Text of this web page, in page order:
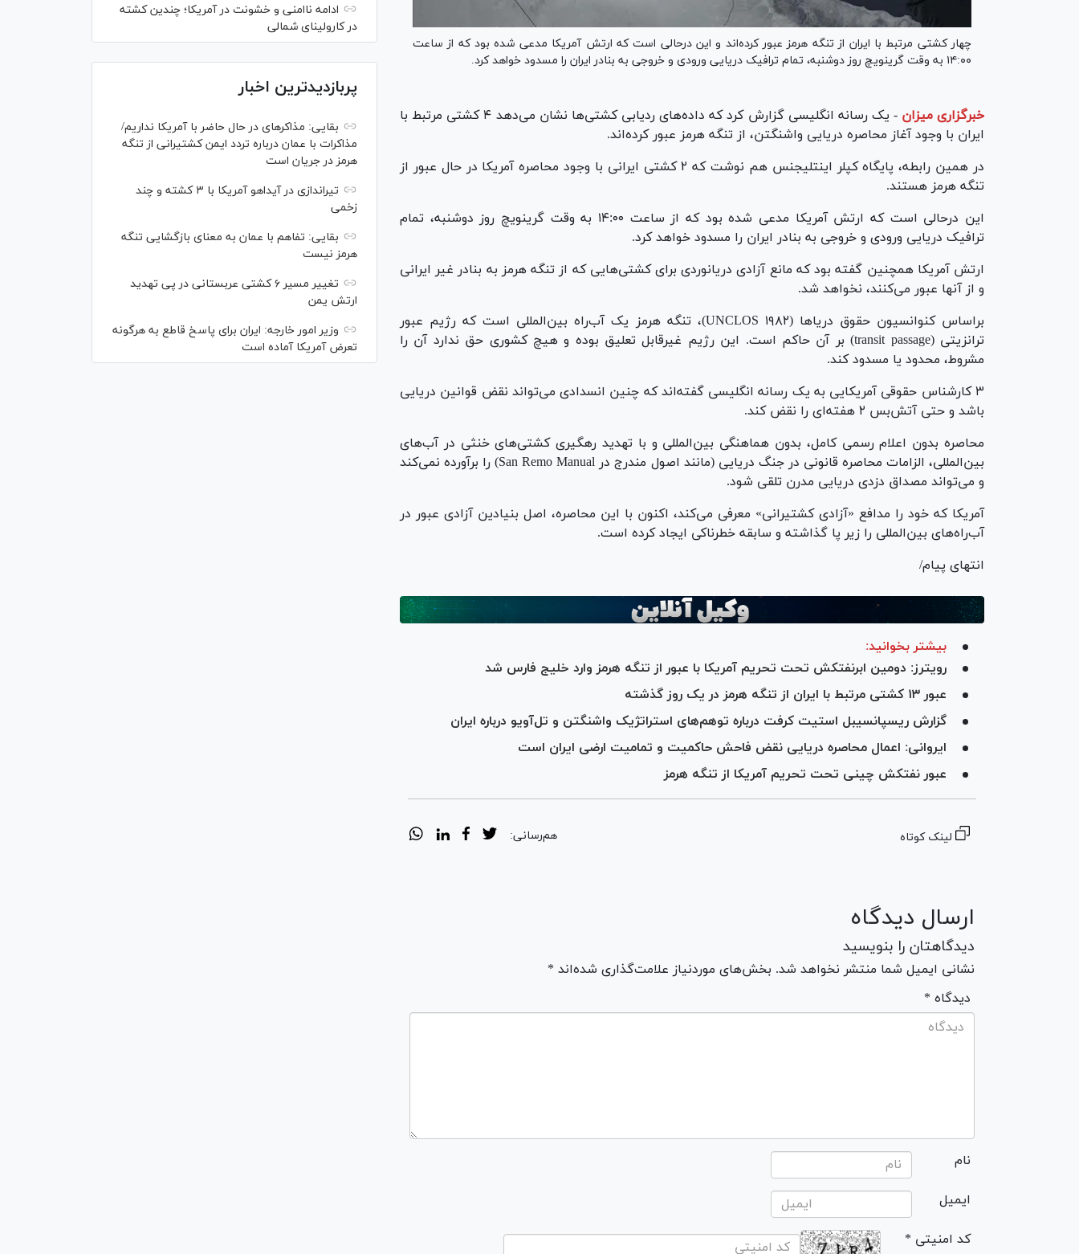
چهار کشتی مرتبط با ایران از تنگه هرمز عبور کرده‌اند و این درحالی است که ارتش آمریکا مدعی شده بود که از ساعت
۱۴:۰۰ به وقت گرینویچ روز دوشنبه، تمام ترافیک دریایی ورودی و خروجی به بنادر ایران را مسدود خواهد کرد.
خبرگزاری میزان -
یک رسانه انگلیسی گزارش کرد که داده‌های ردیابی کشتی‌ها نشان می‌دهد ۴ کشتی مرتبط با
ایران با وجود آغاز محاصره دریایی واشنگتن، از تنگه هرمز عبور کرده‌اند.
در همین رابطه، پایگاه کپلر اینتلیجنس هم نوشت که ۲ کشتی ایرانی با وجود محاصره آمریکا در حال عبور از
تنگه هرمز هستند.
این درحالی است که ارتش آمریکا مدعی شده بود که از ساعت ۱۴:۰۰ به وقت گرینویچ روز دوشنبه، تمام
ترافیک دریایی ورودی و خروجی به بنادر ایران را مسدود خواهد کرد.
ارتش آمریکا همچنین گفته بود که مانع آزادی دریانوردی برای کشتی‌هایی که از تنگه هرمز به بنادر غیر ایرانی
و از آنها عبور می‌کنند، نخواهد شد.
براساس کنوانسیون حقوق دریا‌ها (UNCLOS ۱۹۸۲)، تنگه هرمز یک آب‌راه بین‌المللی است که رژیم عبور
ترانزیتی (transit passage) بر آن حاکم است. این رژیم غیرقابل تعلیق بوده و هیچ کشوری حق ندارد آن را
مشروط، محدود یا مسدود کند.
۳ کارشناس حقوقی آمریکایی به یک رسانه انگلیسی گفته‌اند که چنین انسدادی می‌تواند نقض قوانین دریایی
باشد و حتی آتش‌بس ۲ هفته‌ای را نقض کند.
محاصره بدون اعلام رسمی کامل، بدون هماهنگی بین‌المللی و با تهدید رهگیری کشتی‌های خنثی در آب‌های
بین‌المللی، الزامات محاصره قانونی در جنگ دریایی (مانند اصول مندرج در San Remo Manual) را برآورده نمی‌کند
و می‌تواند مصداق دزدی دریایی مدرن تلقی شود.
آمریکا که خود را مدافع «آزادی کشتیرانی» معرفی می‌کند، اکنون با این محاصره، اصل بنیادین آزادی عبور در
آب‌راه‌های بین‌المللی را زیر پا گذاشته و سابقه خطرناکی ایجاد کرده است.
انتهای پیام/
بیشتر بخوانید:
رویترز: دومین ابرنفتکش تحت تحریم آمریکا با عبور از تنگه هرمز وارد خلیج فارس شد
عبور ۱۳ کشتی مرتبط با ایران از تنگه هرمز در یک روز گذشته
گزارش ریسپانسیبل استیت کرفت درباره توهم‌های استراتژیک واشنگتن و تل‌آویو درباره ایران
ایروانی: اعمال محاصره دریایی نقض فاحش حاکمیت و تمامیت ارضی ایران است
عبور نفتکش چینی‌ تحت تحریم آمریکا از تنگه هرمز
لینک کوتاه هم‌رسانی:
ارسال دیدگاه
دیدگاهتان را بنویسید
نشانی ایمیل شما منتشر نخواهد شد. بخش‌های موردنیاز علامت‌گذاری شده‌اند *
* دیدگاه
نام
ایمیل
* کد امنیتی
ادامه ناامنی و خشونت در آمریکا؛ چندین کشته
در کارولینای شمالی
پربازدیدترین اخبار
بقایی: مذاکره‎ای در حال حاضر با آمریکا نداریم/
مذاکرات با عمان درباره تردد ایمن کشتیرانی از تنگه
هرمز در جریان است
تیراندازی در آیداهو آمریکا با ۳ کشته و چند
زخمی
بقایی: تفاهم با عمان به معنای بازگشایی تنگه
هرمز نیست
تغییر مسیر ۶ کشتی عربستانی در پی تهدید
ارتش یمن
وزیر امور خارجه: ایران برای پاسخ قاطع به هرگونه
تعرض آمریکا آماده است